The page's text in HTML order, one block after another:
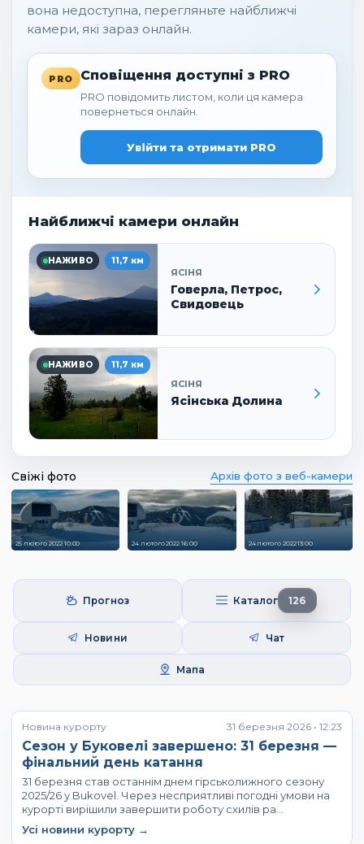
вона недоступна, перегляньте найближчі
камери, які зараз онлайн.
PRO Сповіщення доступні з PRO
PRO повідомить листом, коли ця камера
повернеться онлайн.
Увійти та отримати PRO
Найближчі камери онлайн
НАЖИВО 11,7 км
ЯСІНЯ
Говерла, Петрос,
Свидовець
НАЖИВО 11,7 км
ЯСІНЯ
Ясінська Долина
Свіжі фото Архів фото з веб-камери
25 лютого 2022 10:00 24 лютого 2022 16:00 24 лютого 2022 13:00
Прогноз Каталог 126
Новини Чат
Мапа
Новина курорту 31 березня 2026 • 12:23
Сезон у Буковелі завершено: 31 березня —
фінальний день катання
31 березня став останнім днем гірськолижного сезону
2025/26 у Bukovel. Через несприятливі погодні умови на
курорті вирішили завершити роботу схилів ра…
Усі новини курорту →